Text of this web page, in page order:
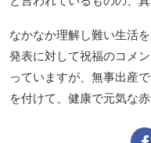
なかなか理解し難い生活
発表に対して祝福のコメ
っていますが、無事出産
を付けて、健康で元気な